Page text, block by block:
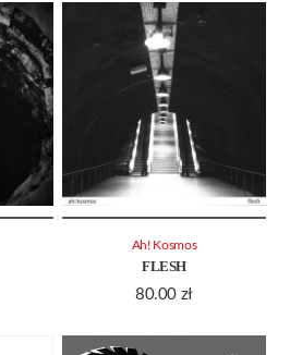
FLESH
80.00 zł
Ah! Kosmos